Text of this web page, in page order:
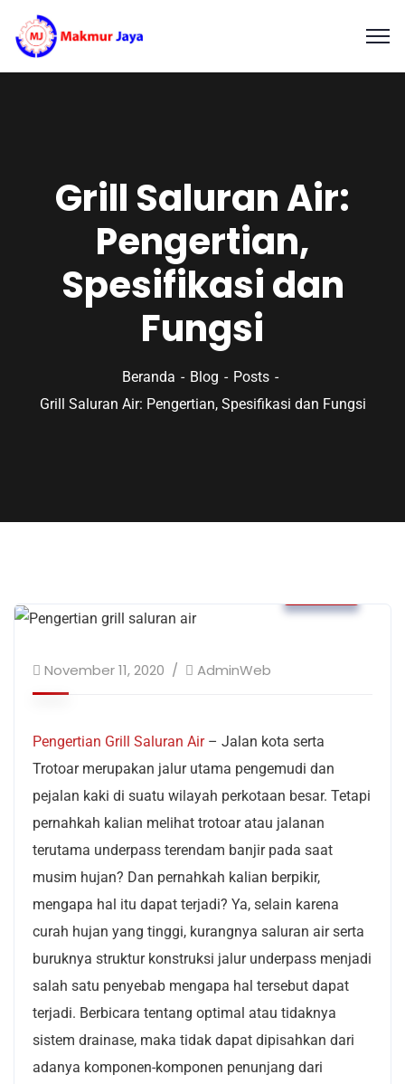
Grill Saluran Air:
Pengertian,
Spesifikasi dan
Fungsi
Beranda Blog
Posts
Grill Saluran Air: Pengertian, Spesifikasi dan Fungsi
November 11, 2020 AdminWeb
Pengertian Grill Saluran Air– Jalan kota serta
Trotoar merupakan jalur utama pengemudi dan
pejalan kaki di suatu wilayah perkotaan besar. Tetapi
pernahkah kalian melihat trotoar atau jalanan
terutama underpass terendam banjir pada saat
musim hujan? Dan pernahkah kalian berpikir,
mengapa hal itu dapat terjadi? Ya, selain karena
curah hujan yang tinggi, kurangnya saluran air serta
buruknya struktur konstruksi jalur underpass menjadi
salah satu penyebab mengapa hal tersebut dapat
terjadi. Berbicara tentang optimal atau tidaknya
sistem drainase, maka tidak dapat dipisahkan dari
adanya komponen-komponen penunjang dari